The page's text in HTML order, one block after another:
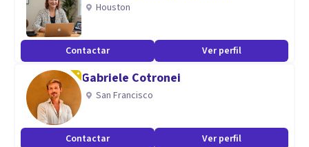
Houston
Contactar Ver perfil
Gabriele Cotronei
San Francisco
Contactar Ver perfil